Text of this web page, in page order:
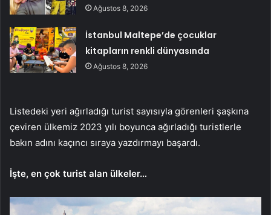
Ağustos 8, 2026
İstanbul Maltepe’de çocuklar
kitapların renkli dünyasında
Ağustos 8, 2026
Listedeki yeri ağırladığı turist sayısıyla görenleri şaşkına
çeviren ülkemiz 2023 yılı boyunca ağırladığı turistlerle
bakın adını kaçıncı sıraya yazdırmayı başardı.
İşte, en çok turist alan ülkeler…